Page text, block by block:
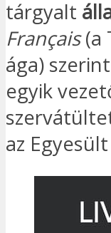
tárgyalt
Français(a
ága) szerint
egyik
az